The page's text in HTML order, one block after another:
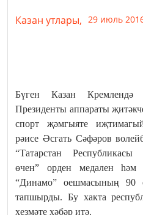
Казан утлары, 29 июль
Бүген Казан Кремлендә
Президенты аппараты
спорт җәмгыяте
рәисе Әсгать Сәфәров
“Татарстан
өчен” орден медален һәм
“Динамо” оешмасының 90
тапшырды. Бу хакта
хезмәте хәбәр итә.